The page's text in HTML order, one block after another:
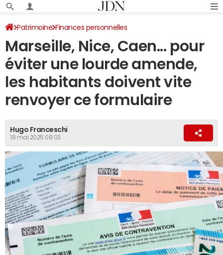
Patrimoine Finances personnelles
Marseille, Nice, Caen... pour
éviter une lourde amende,
les habitants doivent vite
renvoyer ce formulaire
Hugo Franceschi
18 mai 2025 08:03